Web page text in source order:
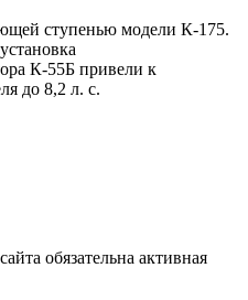
ступенью модели К-175.
К-55Б привели к
до 8,2 л. с.
обязательна активная